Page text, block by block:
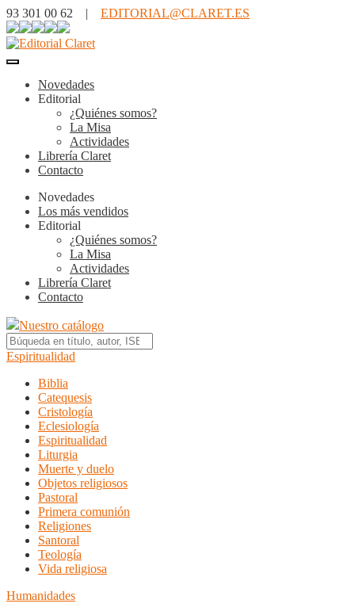
93 301 00 62 | EDITORIAL@CLARET.ES
Novedades
Editorial
¿Quiénes somos?
La Misa
Actividades
Librería Claret
Contacto
Novedades
Los más vendidos
Editorial
¿Quiénes somos?
La Misa
Actividades
Librería Claret
Contacto
Nuestro catálogo
Espiritualidad
Biblia
Catequesis
Cristología
Eclesiología
Espiritualidad
Liturgia
Muerte y duelo
Objetos religiosos
Pastoral
Primera comunión
Religiones
Santoral
Teología
Vida religiosa
Humanidades